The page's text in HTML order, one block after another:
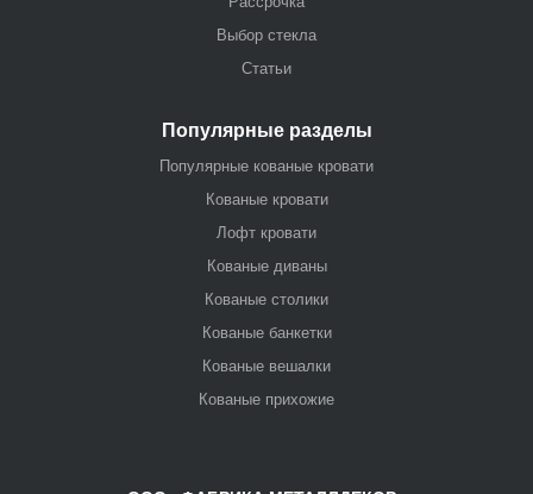
Выбор стекла
Статьи
Популярные разделы
Популярные кованые кровати
Кованые кровати
Лофт кровати
Кованые диваны
Кованые столики
Кованые банкетки
Кованые вешалки
Кованые прихожие